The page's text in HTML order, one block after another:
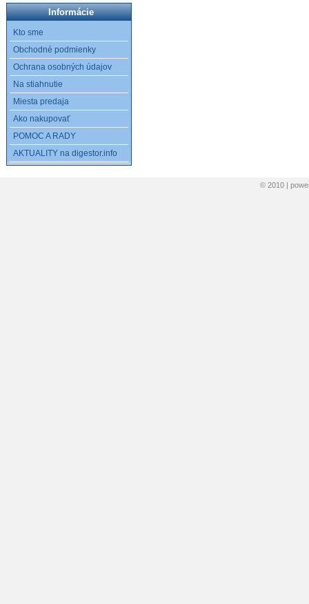
Informácie
Kto sme
Obchodné podmienky
Ochrana osobných údajov
Na stiahnutie
Miesta predaja
Ako nakupovať
POMOC A RADY
AKTUALITY na digestor.info
© 2010 |